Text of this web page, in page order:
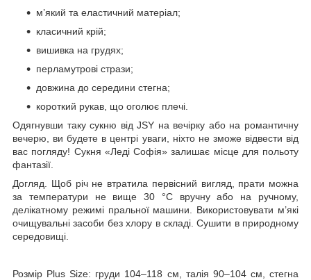
м’який та еластичний матеріал;
класичний крій;
вишивка на грудях;
перламутрові стрази;
довжина до середини стегна;
короткий рукав, що оголює плечі.
Одягнувши таку сукню від JSY на вечірку або на романтичну
вечерю, ви будете в центрі уваги, ніхто не зможе відвести від
вас погляду! Сукня «Леді Софія» залишає місце для польоту
фантазії.
Догляд. Щоб річ не втратила первісний вигляд, прати можна
за температури не вище 30 °C вручну або на ручному,
делікатному режимі пральної машини. Використовувати м’які
очищувальні засоби без хлору в складі. Сушити в природному
середовищі.
Розмір Plus Size: груди 104–118 см, талія 90–104 см, стегна